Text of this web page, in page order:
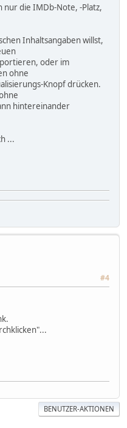
die IMDb-Note, -Platz,
Inhaltsangaben willst,
oder im
ohne
Knopf drücken.
hintereinander
...
#4
BENUTZER-AKTIONEN